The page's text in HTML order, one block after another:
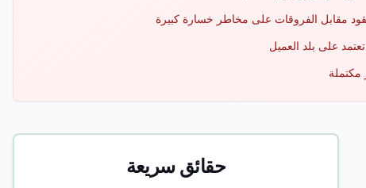
مقابل الفروقات على مخاطر خسارة كبيرة
على بلد العميل
حقائق سريعة